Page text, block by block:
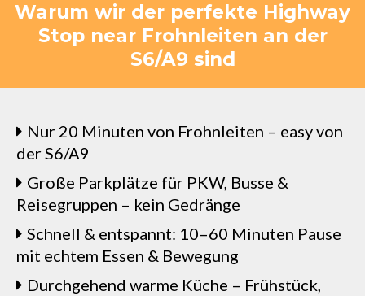
Warum wir der perfekte Highway
Stop near Frohnleiten an der
S6/A9 sind
Nur 20 Minuten von Frohnleiten – easy von
der S6/A9
Große Parkplätze für PKW, Busse &
Reisegruppen – kein Gedränge
Schnell & entspannt: 10–60 Minuten Pause
mit echtem Essen & Bewegung
Durchgehend warme Küche – Frühstück,